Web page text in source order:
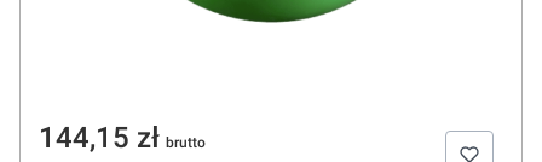
Cena
144,15 zł